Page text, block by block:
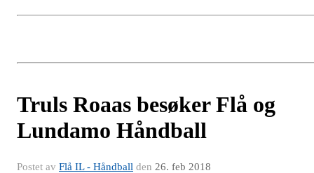
Truls Roaas besøker Flå og
Lundamo Håndball
Postet av Flå IL - Håndball den 26. feb 2018